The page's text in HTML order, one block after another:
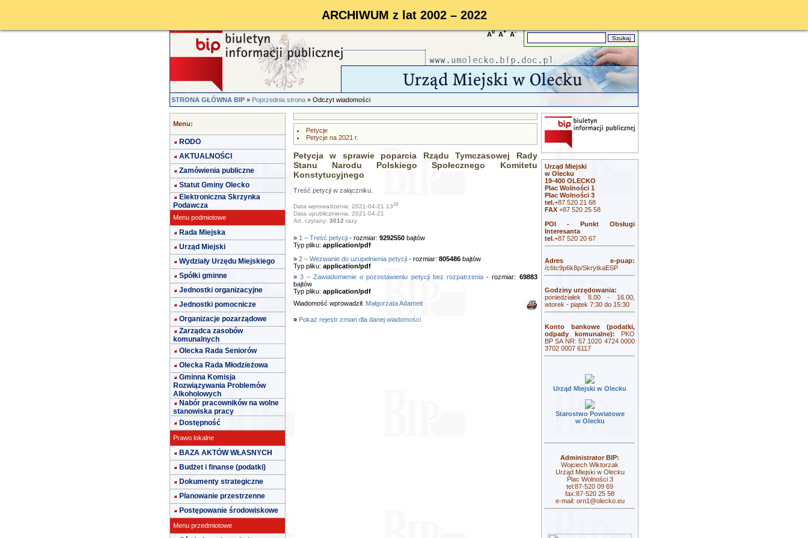
ARCHIWUM z lat 2002 – 2022
A0 A+ A-
STRONA GŁÓWNA BIP»Poprzednia strona» Odczyt wiadomości
Menu:
RODO
AKTUALNOŚCI
Zamówienia publiczne
Statut Gminy Olecko
Elektroniczna Skrzynka
Podawcza
Menu podmiotowe
Rada Miejska
Urząd Miejski
Wydziały Urzędu Miejskiego
Spółki gminne
Jednostki organizacyjne
Jednostki pomocnicze
Organizacje pozarządowe
Zarządca zasobów
komunalnych
Olecka Rada Seniorów
Olecka Rada Młodzieżowa
Gminna Komisja
Rozwiązywania Problemów
Alkoholowych
Nabór pracowników na wolne
stanowiska pracy
Dostępność
Prawo lokalne
BAZA AKTÓW WŁASNYCH
Budżet i finanse (podatki)
Dokumenty strategiczne
Planowanie przestrzenne
Postępowanie środowiskowe
Menu przedmiotowe
Petycje
Petycje na 2021 r.
Petycja w sprawie poparcia Rządu Tymczasowej Rady
Stanu Narodu Polskiego Społecznego Komitetu
Konstytucyjnego
Treść petycji w załączniku.
Data wprowadzenia: 2021-04-21 1329
Data upublicznienia: 2021-04-21
Art. czytany: 3012 razy
» 1 – Treść petycji- rozmiar: 9292550bajtów
Typ pliku: application/pdf
» 2 – Wezwanie do uzupełnienia petycji- rozmiar: 805486bajtów
Typ pliku: application/pdf
» 3 – Zawiadomienie o pozostawieniu petycji bez rozpatrzenia- rozmiar: 69883
bajtów
Typ pliku: application/pdf
Wiadomość wprowadził: Małgorzata Adameit
» Pokaż rejestr zmian dla danej wiadomości
Urząd Miejski
w Olecku
19-400 OLECKO
Plac Wolności 1
Plac Wolności 3
tel.+87 520 21 68
FAX +87 520 25 58
POI - Punkt Obsługi
Interesanta
tel.+87 520 20 67
Adres e-puap:
/c6tc9p6k8p/SkrytkaESP
Godziny urzędowania:
poniedziałek 8.00 - 16.00,
wtorek - piątek 7:30 do 15:30
Konto bankowe (podatki,
odpady komunalne): PKO
BP SA NR: 57 1020 4724 0000
3702 0007 6117
Urząd Miejski w Olecku
Starostwo Powiatowe
w Olecku
Administrator BIP:
Wojciech Wiktorzak
Urząd Miejski w Olecku
Plac Wolności 3
tel:87-520 09 69
fax:87-520 25 58
e-mail: orn1@olecko.eu